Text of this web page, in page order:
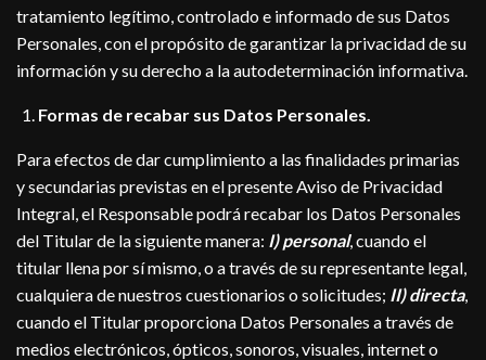
tratamiento legítimo, controlado e informado de sus Datos
Personales, con el propósito de garantizar la privacidad de su
información y su derecho a la autodeterminación informativa.
Formas de recabar sus Datos Personales.
Para efectos de dar cumplimiento a las finalidades primarias
y secundarias previstas en el presente Aviso de Privacidad
Integral, el Responsable podrá recabar los Datos Personales
del Titular de la siguiente manera: I) personal, cuando el
titular llena por sí mismo, o a través de su representante legal,
cualquiera de nuestros cuestionarios o solicitudes; II) directa,
cuando el Titular proporciona Datos Personales a través de
medios electrónicos, ópticos, sonoros, visuales, internet o